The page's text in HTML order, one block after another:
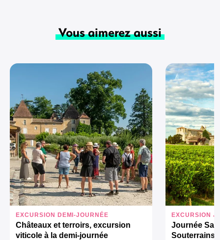
Vous aimerez aussi
EXCURSION DEMI-JOURNÉE
Châteaux et terroirs, excursion
viticole à la demi-journée
EXCURSION
Journée
Souterrains